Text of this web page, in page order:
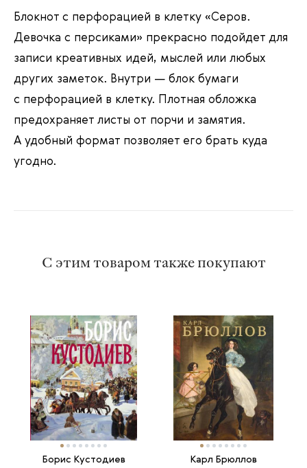
Блокнот с перфорацией в клетку «Серов.
Девочка с персиками» прекрасно подойдет для
записи креативных идей, мыслей или любых
других заметок. Внутри — блок бумаги
с перфорацией в клетку. Плотная обложка
предохраняет листы от порчи и замятия.
А удобный формат позволяет его брать куда
угодно.
С этим товаром также покупают
Борис Кустодиев Карл Брюллов